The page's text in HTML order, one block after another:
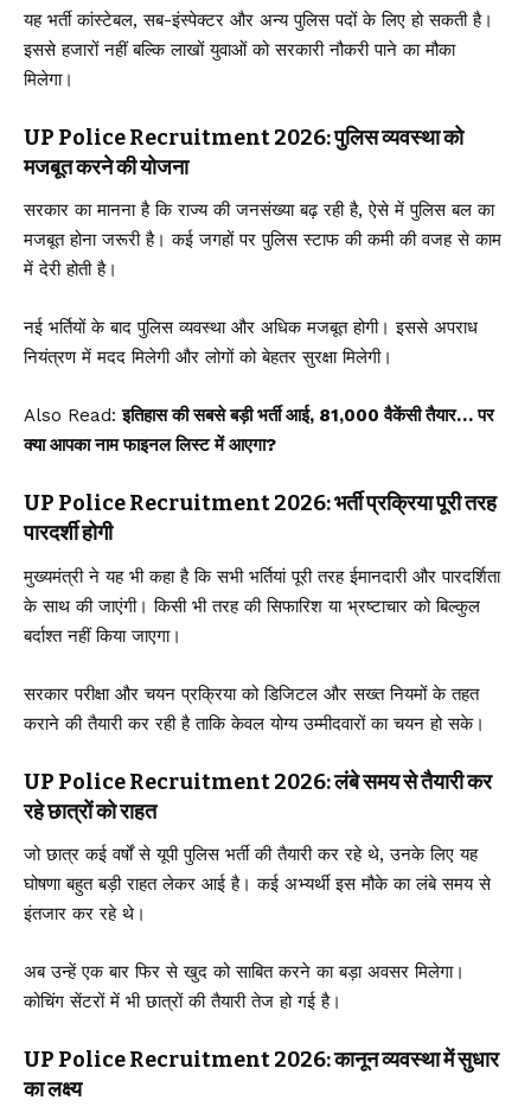
यह भर्ती कांस्टेबल, सब-इंस्पेक्टर और अन्य पुलिस पदों के लिए हो सकती है।
इससे हजारों नहीं बल्कि लाखों युवाओं को सरकारी नौकरी पाने का मौका
मिलेगा।
UP Police Recruitment 2026: पुलिस व्यवस्था को
मजबूत करने की योजना
सरकार का मानना है कि राज्य की जनसंख्या बढ़ रही है, ऐसे में पुलिस बल का
मजबूत होना जरूरी है। कई जगहों पर पुलिस स्टाफ की कमी की वजह से काम
में देरी होती है।
नई भर्तियों के बाद पुलिस व्यवस्था और अधिक मजबूत होगी। इससे अपराध
नियंत्रण में मदद मिलेगी और लोगों को बेहतर सुरक्षा मिलेगी।
Also Read:इतिहास की सबसे बड़ी भर्ती आई, 81,000 वैकेंसी तैयार… पर
क्या आपका नाम फाइनल लिस्ट में आएगा?
UP Police Recruitment 2026: भर्ती प्रक्रिया पूरी तरह
पारदर्शी होगी
मुख्यमंत्री ने यह भी कहा है कि सभी भर्तियां पूरी तरह ईमानदारी और पारदर्शिता
के साथ की जाएंगी। किसी भी तरह की सिफारिश या भ्रष्टाचार को बिल्कुल
बर्दाश्त नहीं किया जाएगा।
सरकार परीक्षा और चयन प्रक्रिया को डिजिटल और सख्त नियमों के तहत
कराने की तैयारी कर रही है ताकि केवल योग्य उम्मीदवारों का चयन हो सके।
UP Police Recruitment 2026: लंबे समय से तैयारी कर
रहे छात्रों को राहत
जो छात्र कई वर्षों से यूपी पुलिस भर्ती की तैयारी कर रहे थे, उनके लिए यह
घोषणा बहुत बड़ी राहत लेकर आई है। कई अभ्यर्थी इस मौके का लंबे समय से
इंतजार कर रहे थे।
अब उन्हें एक बार फिर से खुद को साबित करने का बड़ा अवसर मिलेगा।
कोचिंग सेंटरों में भी छात्रों की तैयारी तेज हो गई है।
UP Police Recruitment 2026: कानून व्यवस्था में सुधार
का लक्ष्य